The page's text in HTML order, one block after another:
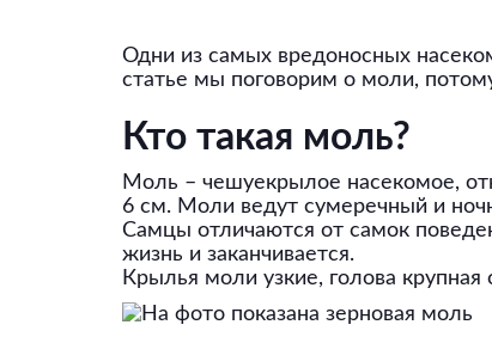
Одни из самых вредоносных
статье мы поговорим о моли,
Кто такая моль?
Моль – чешуекрылое насекомое,
6 см. Моли ведут сумеречный и
Самцы отличаются от самок
жизнь и заканчивается.
Крылья моли узкие, голова